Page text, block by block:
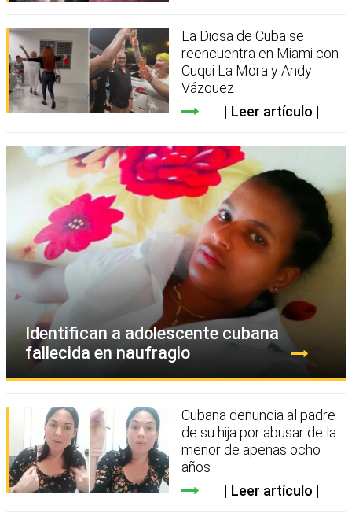
La Diosa de Cuba se
reencuentra en Miami con
Cuqui La Mora y Andy
Vázquez
Leer artículo
Identifican a adolescente cubana
fallecida en naufragio
Cubana denuncia al padre
de su hija por abusar de la
menor de apenas ocho
años
Leer artículo